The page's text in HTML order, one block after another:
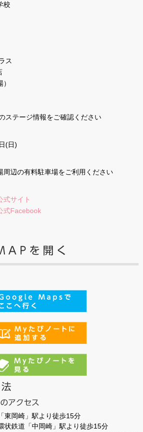
校
ス
ステージ情報をご確認ください
(日)
周辺の有料駐車場をご利用ください
式サイト
式Facebook
東岡崎」駅より徒歩15分
状鉄道「中岡崎」駅より徒歩15分